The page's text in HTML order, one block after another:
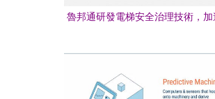
魯邦通研發電梯安全治理技術，